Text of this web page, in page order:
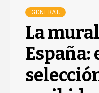
GENERAL
La
España: